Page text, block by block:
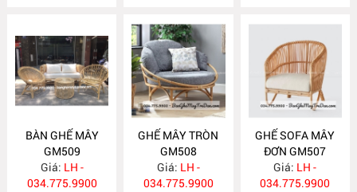
BÀN GHẾ MÂY
GM509
Giá: LH -
034.775.9900
GHẾ MÂY TRÒN
GM508
Giá: LH -
034.775.9900
GHẾ SOFA MÂY
ĐƠN GM507
Giá: LH -
034.775.9900